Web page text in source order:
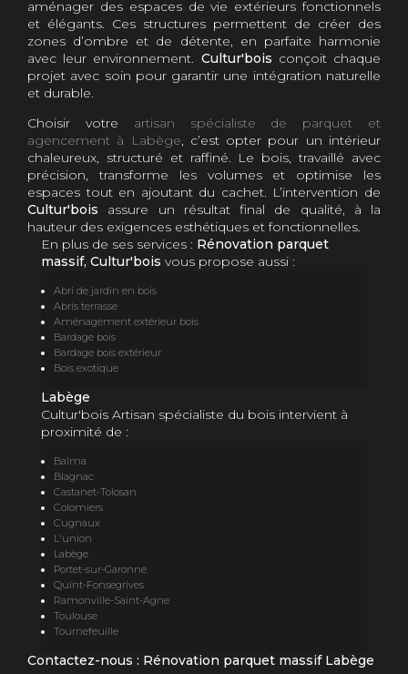
aménager des espaces de vie extérieurs fonctionnels
et élégants. Ces structures permettent de créer des
zones d’ombre et de détente, en parfaite harmonie
avec leur environnement. Cultur'bois conçoit chaque
projet avec soin pour garantir une intégration naturelle
et durable.
Choisir votre artisan spécialiste de parquet et
agencement à Labège, c’est opter pour un intérieur
chaleureux, structuré et raffiné. Le bois, travaillé avec
précision, transforme les volumes et optimise les
espaces tout en ajoutant du cachet. L’intervention de
Cultur'bois assure un résultat final de qualité, à la
hauteur des exigences esthétiques et fonctionnelles.
En plus de ses services : Rénovation parquet
massif, Cultur'bois vous propose aussi :
Abri de jardin en bois
Abris terrasse
Aménagement extérieur bois
Bardage bois
Bardage bois extérieur
Bois exotique
Labège
Cultur'bois Artisan spécialiste du bois intervient à
proximité de :
Balma
Blagnac
Castanet-Tolosan
Colomiers
Cugnaux
L'union
Labège
Portet-sur-Garonne
Quint-Fonsegrives
Ramonville-Saint-Agne
Toulouse
Tournefeuille
Contactez-nous : Rénovation parquet massif Labège